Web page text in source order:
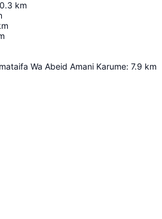
0.3 km
Wa Abeid Amani Karume: 7.9 km